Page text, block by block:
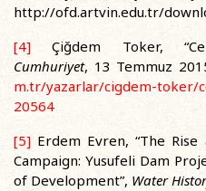
http://ofd.artvin.edu.tr/
[4] Çiğdem Toker,
Cumhuriyet, 13 Temmuz
m.tr/yazarlar/cigdem-toker/
20564
[5] Erdem Evren, “The
Campaign: Yusufeli Dam
of Development”, Water